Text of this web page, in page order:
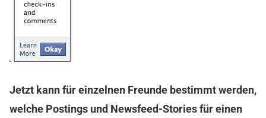
Jetzt kann für einzelnen Freunde bestimmt werden,
welche Postings und Newsfeed-Stories für einen